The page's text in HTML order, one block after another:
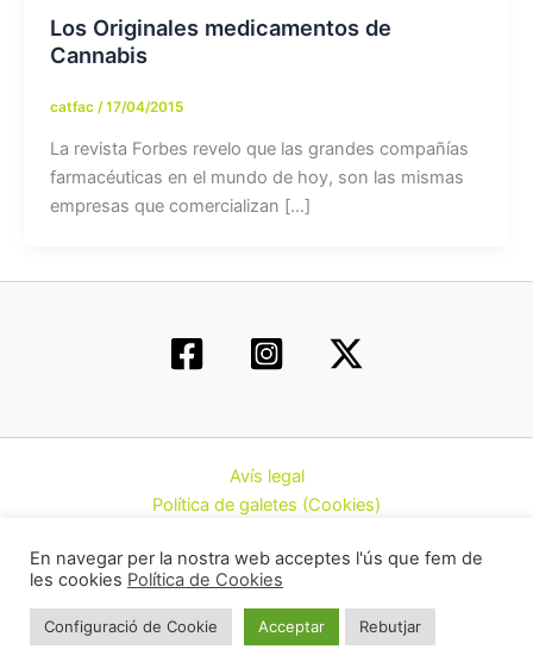
Los Originales medicamentos de
Cannabis
catfac /17/04/2015
La revista Forbes revelo que las grandes compañías
farmacéuticas en el mundo de hoy, son las mismas
empresas que comercializan […]
Avís legal
Política de galetes (Cookies)
Contacte
Cannàbiques de Catalunya (CatFAC)
En navegar per la nostra web acceptes l'ús que fem de
les cookies Política de Cookies
Configuració de Cookie Acceptar Rebutjar